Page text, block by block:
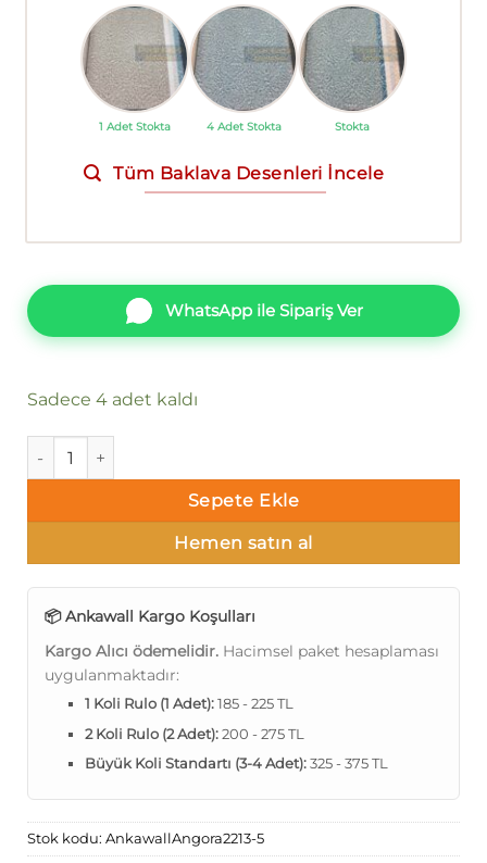
1 Adet Stokta 4 Adet Stokta Stokta
Tüm Baklava Desenleri İncele
WhatsApp ile Sipariş Ver
Sadece 4 adet kaldı
Ankawall Angora 2213-5 Duvar Kağıdı adet
Sepete Ekle
Hemen satın al
📦 Ankawall Kargo Koşulları
Kargo Alıcı ödemelidir. Hacimsel paket hesaplaması
uygulanmaktadır:
1 Koli Rulo (1 Adet):185 - 225 TL
2 Koli Rulo (2 Adet):200 - 275 TL
Büyük Koli Standartı (3-4 Adet):325 - 375 TL
Stok kodu: AnkawallAngora2213-5